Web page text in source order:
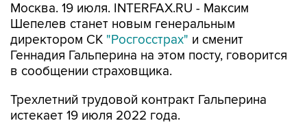
Москва. 19 июля. INTERFAX.RU - Максим
Шепелев станет новым генеральным
директором СК "Росгосстрах" и сменит
Геннадия Гальперина на этом посту, говорится
в сообщении страховщика.
Трехлетний трудовой контракт Гальперина
истекает 19 июля 2022 года.